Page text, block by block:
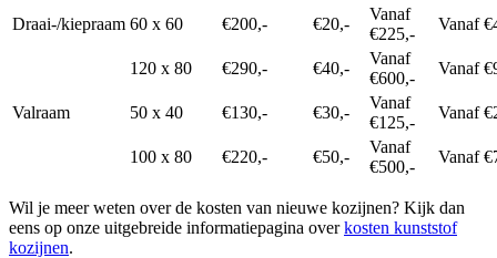
Draai-/kiepraam 60 x 60 €200,- €20,-
Vanaf
€225,-
Vanaf
120 x 80 €290,- €40,-
Vanaf
€600,-
Vanaf
Valraam 50 x 40 €130,- €30,-
Vanaf
€125,-
Vanaf
100 x 80 €220,- €50,-
Vanaf
€500,-
Vanaf
Wil je meer weten over de kosten van nieuwe kozijnen? Kijk dan
eens op onze uitgebreide informatiepagina overkosten kunststof
kozijnen.